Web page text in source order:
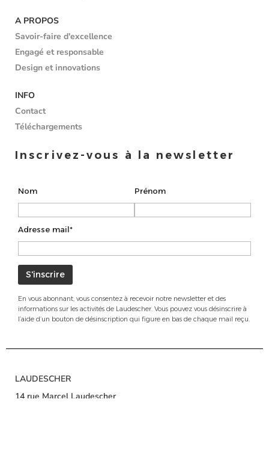
A PROPOS
Savoir-faire d'excellence
Engagé et responsable
Design et innovations
INFO
Contact
Téléchargements
Inscrivez-vous à la newsletter
Nom Prénom
Adresse mail*
En vous abonnant, vous consentez à recevoir notre newsletter et des
informations sur les activités de Laudescher. Vous pouvez vous désinscrire à
l’aide d’un bouton de désinscription qui figure en bas de chaque mail reçu.
LAUDESCHER
14 rue Marcel Laudescher